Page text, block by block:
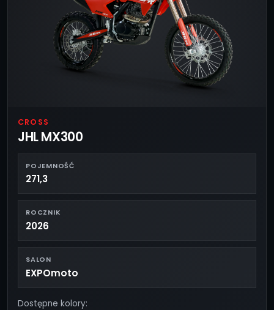
CROSS
JHL MX300
POJEMNOŚĆ
271,3
ROCZNIK
2026
SALON
EXPOmoto
Dostępne kolory: